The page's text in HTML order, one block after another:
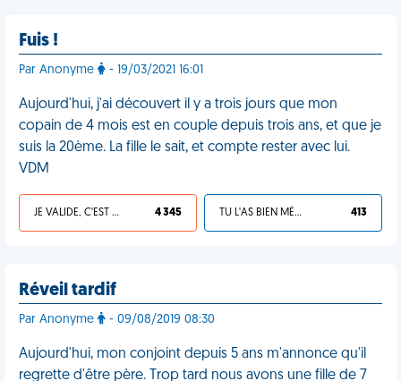
Fuis !
Par Anonyme - 19/03/2021 16:01
Aujourd'hui, j'ai découvert il y a trois jours que mon
copain de 4 mois est en couple depuis trois ans, et que je
suis la 20ème. La fille le sait, et compte rester avec lui.
VDM
JE VALIDE, C'EST UNE VDM 4 345 TU L'AS BIEN MÉRITÉ 413
Réveil tardif
Par Anonyme - 09/08/2019 08:30
Aujourd'hui, mon conjoint depuis 5 ans m'annonce qu'il
regrette d'être père. Trop tard nous avons une fille de 7